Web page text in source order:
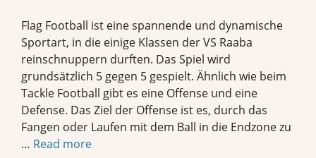
Flag Football ist eine spannende und dynamische
Sportart, in die einige Klassen der VS Raaba
reinschnuppern durften. Das Spiel wird
grundsätzlich 5 gegen 5 gespielt. Ähnlich wie beim
Tackle Football gibt es eine Offense und eine
Defense. Das Ziel der Offense ist es, durch das
Fangen oder Laufen mit dem Ball in die Endzone zu
… Read more